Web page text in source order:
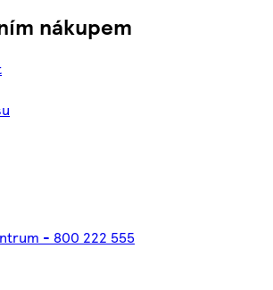
nákupem
- 800 222 555